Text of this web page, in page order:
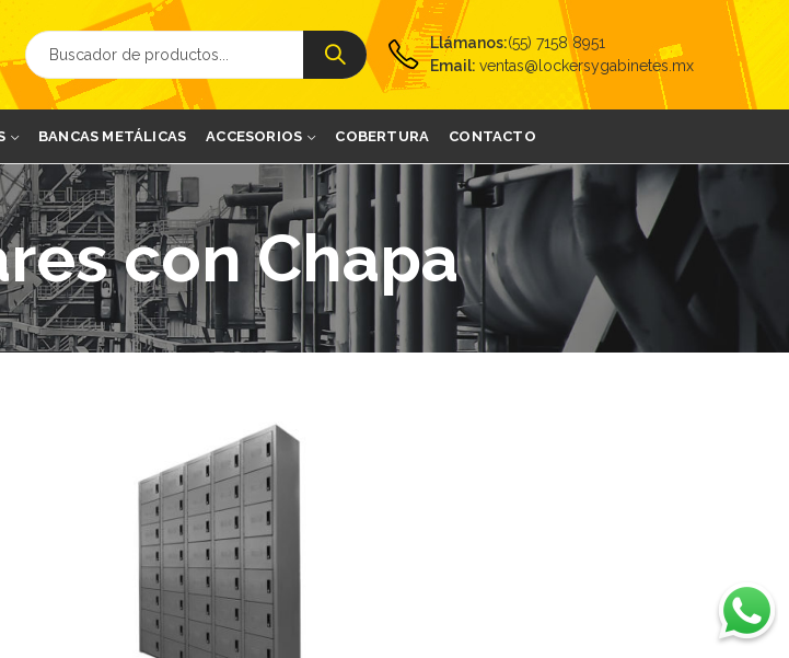
Llámanos:(55) 7158 8951
Email: ventas@lockersygabinetes.mx
BANCAS METÁLICAS ACCESORIOS COBERTURA CONTACTO
con Chapa